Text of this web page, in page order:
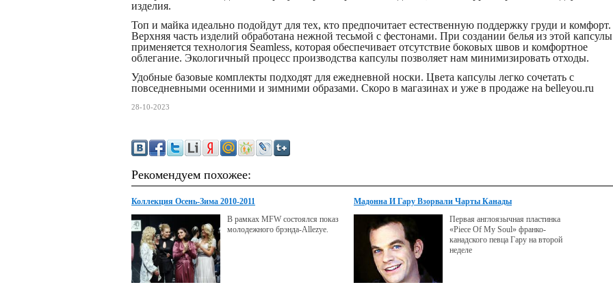
изделия.
Топ и майка идеально подойдут для тех, кто предпочитает естественную поддержку груди и комфорт.
Верхняя часть изделий обработана нежной тесьмой с фестонами. При создании белья из этой капсулы
применяется технология Seamless, которая обеспечивает отсутствие боковых швов и комфортное
облегание. Экологичный процесс производства капсулы позволяет нам минимизировать отходы.
Удобные базовые комплекты подходят для ежедневной носки. Цвета капсулы легко сочетать с
повседневными осенними и зимними образами. Скоро в магазинах и уже в продаже на belleyou.ru
28-10-2023
Рекомендуем похожее:
Коллекция Осень-Зима 2010-2011
В рамках MFW состоялся показ
молодежного брэнда-Allezye.
Мадонна И Гару Взорвали Чарты Канады
Первая англоязычная пластинка
«Piece Of My Soul» франко-
канадского певца Гару на второй
неделе